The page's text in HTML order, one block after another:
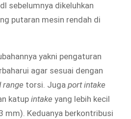
sebelumnya dikeluhkan
putaran mesin rendah di
yakni pengaturan
agar sesuai dengan
range torsi. Juga port intake
katup intake yang lebih kecil
mm). Keduanya berkontribusi